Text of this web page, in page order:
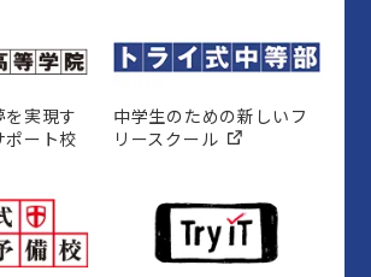
実現す
ポート校
中学生のための新しいフ
リースクール